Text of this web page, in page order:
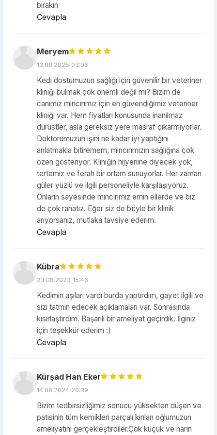
bırakın
Cevapla
Meryem
13.08.2025 03:06
Kedi dostumuzun sağlığı için güvenilir bir veteriner
kliniği bulmak çok önemli değil mi? Bizim de
canımız mincırımız için en güvendiğimiz veteriner
kliniği var. Hem fiyatları konusunda inanılmaz
dürüstler, asla gereksiz yere masraf çıkarmıyorlar.
Doktorumuzun işini ne kadar iyi yaptığını
anlatmakla bitiremem, mincırımızın sağlığına çok
özen gösteriyor. Kliniğin hijyenine diyecek yok,
tertemiz ve ferah bir ortam sunuyorlar. Her zaman
güler yüzlü ve ilgili personeliyle karşılaşıyoruz.
Onların sayesinde mincırımız emin ellerde ve biz
de çok rahatız. Eğer siz de böyle bir klinik
arıyorsanız, mutlaka tavsiye ederim.
Cevapla
Kübra
23.08.2023 15:46
Kedimin aşıları vardı burda yaptırdım, gayet ilgili ve
sizi tatmin edecek açıklamaları var. Sonrasında
kısırlaştırdım. Başarılı bir ameliyat geçirdik. İlginiz
için teşekkür ederim :)
Cevapla
Kürşad Han Eker
14.08.2024 20:39
Bizim tedbirsizliğimiz sonucu yüksekten düşen ve
patisinin tüm kemikleri parçalı kırılan oğlumuzun
ameliyatını gerçekleştirdiler.Çok küçük ve narin